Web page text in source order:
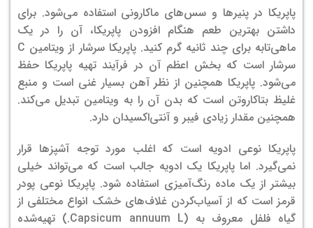
پاپریکا در پنیرها و سس‌های ماکارونی استفاده می‌شود. برای
داشتن بهترین طعم هنگام افزودن پاپریکا، آن را در یک
ماهی‌تابه برای چند ثانیه گرم کنید.
پاپریکا سرشار از ویتامین C
سرشار است که بخش اعظم آن در فرآیند تهیه پاپریکا حفظ
می‌شود. پاپریکا همچنین از نظر آهن بسیار غنی است و منبع
غلیظ بتاکاروتن است که بدن آن را به ویتامین تبدیل می‌کند.
همچنین مقدار زیادی فیبر و آنتی‌اکسیدان دارد.
پاپریکا نوعی ادویه است که اغلب مورد توجه آشپزها قرار
نمی‌گیرد. اما پاپریکا یک ادویه جالب است که می‌تواند خیلی
بیشتر از یک ماده رنگ‌آمیزی استفاده شود. پاپریکا نوعی پودر
قرمز است که از آسیاب‌کردن غلاف‌های خشک انواع مختلفی از
گیاه فلفل معروف به (Capsicum annuum L.) تهیه‌شده